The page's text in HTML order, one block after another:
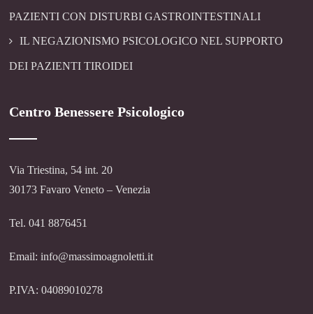
PAZIENTI CON DISTURBI GASTROINTESTINALI
IL NEGAZIONISMO PSICOLOGICO NEL SUPPORTO
DEI PAZIENTI TIROIDEI
Centro Benessere Psicologico
Via Triestina, 54 int. 20
30173 Favaro Veneto – Venezia
Tel. 041 8876451
Email: info@massimoagnoletti.it
P.IVA: 04089010278